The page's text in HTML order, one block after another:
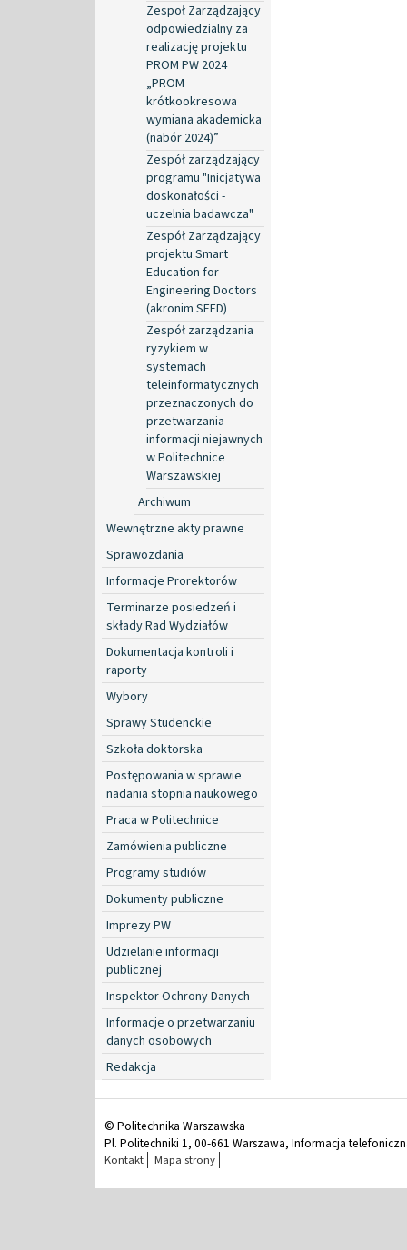
Zespoł Zarządzający
odpowiedzialny za
realizację projektu
PROM PW 2024
„PROM –
krótkookresowa
wymiana akademicka
(nabór 2024)”
Zespół zarządzający
programu "Inicjatywa
doskonałości -
uczelnia badawcza"
Zespół Zarządzający
projektu Smart
Education for
Engineering Doctors
(akronim SEED)
Zespół zarządzania
ryzykiem w
systemach
teleinformatycznych
przeznaczonych do
przetwarzania
informacji niejawnych
w Politechnice
Warszawskiej
Archiwum
Wewnętrzne akty prawne
Sprawozdania
Informacje Prorektorów
Terminarze posiedzeń i
składy Rad Wydziałów
Dokumentacja kontroli i
raporty
Wybory
Sprawy Studenckie
Szkoła doktorska
Postępowania w sprawie
nadania stopnia naukowego
Praca w Politechnice
Zamówienia publiczne
Programy studiów
Dokumenty publiczne
Imprezy PW
Udzielanie informacji
publicznej
Inspektor Ochrony Danych
Informacje o przetwarzaniu
danych osobowych
Redakcja
© Politechnika Warszawska
Pl. Politechniki 1, 00-661 Warszawa, Informacja
Kontakt Mapa strony